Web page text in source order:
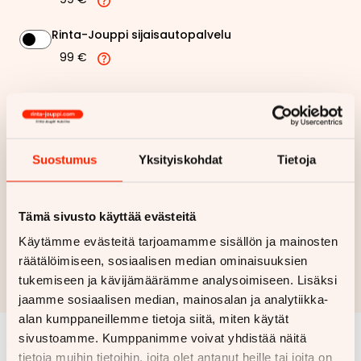
Suostumus Yksityiskohdat Tietoja
Tämä sivusto käyttää evästeitä
Käytämme evästeitä tarjoamamme sisällön ja mainosten
räätälöimiseen, sosiaalisen median ominaisuuksien
tukemiseen ja kävijämäärämme analysoimiseen. Lisäksi
jaamme sosiaalisen median, mainosalan ja analytiikka-
alan kumppaneillemme tietoja siitä, miten käytät
sivustoamme. Kumppanimme voivat yhdistää näitä
tietoja muihin tietoihin, joita olet antanut heille tai joita on
Rinta-Jouppi sijaisautopalvelu
99 €
Kuukausierä 359,21 €
Hae rahoitustarjous
Rahoituslaskelma on suuntaa antava ja edellyttää hyväksytyn
luottopäätöksen ja kaskovakuutuksen.